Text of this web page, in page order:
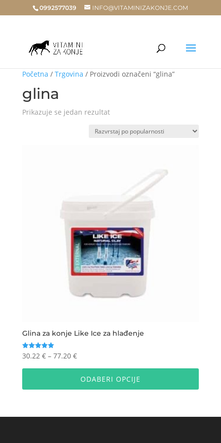
0992577039 INFO@VITAMINIZAKONJE.COM
Početna / Trgovina / Proizvodi označeni “glina”
glina
Prikazuje se jedan rezultat
Glina za konje Like Ice za hlađenje
Ocijenjeno
5.00
30.22 € – 77.20 €Raspon
cijena:
od
30.22 €
ODABERI OPCIJE
Ovaj
ima